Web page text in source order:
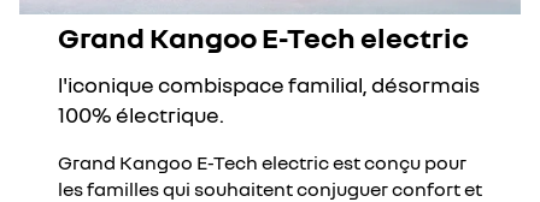
Grand Kangoo E-Tech electric
l'iconique combispace familial, désormais
100% électrique.
Grand Kangoo E-Tech electric est conçu pour
les familles qui souhaitent conjuguer confort et